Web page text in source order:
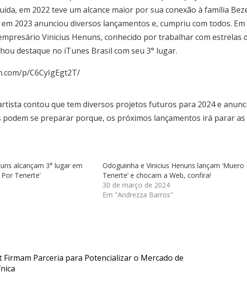
em 2022 teve um alcance maior por sua conexão à família
em 2023 anunciou diversos lançamentos e, cumpriu com todos.
Vinicius Henuns, conhecido por trabalhar com
destaque no iTunes Brasil com seu 3° lugar.
p/C6CyIgEgt2T/
contou que tem diversos projetos futuros para 2024 e
podem se preparar porque, os próximos lançamentos irá parar
alcançam 3° lugar em
Tenerte’
Odoguiinha e Vinicius Henuns lançam ‘Muero
Tenerte’ e chocam a Web, confira!
30 de março de 2024
Em "Andrezza Barros"
Firmam Parceria para Potencializar o Mercado de